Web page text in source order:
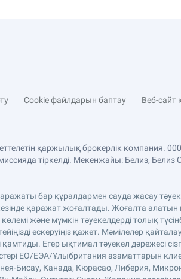
Cookie файлдарын баптау Веб-сайт
қаржылық брокерлік компания.
тіркелді. Мекенжайы: Белиз, Белиз
бар құралдармен сауда жасау
қаражат жоғалтады. Жоғалта
және мүмкін тәуекелдерді толық
ескеруіңіз қажет. Мәмілелер
Егер ықтимал тәуекел дәрежесі
ЕО/ЕЭА/Ұлыбритания азаматтарын
Бисау, Канада, Кюрасао, Либерия,